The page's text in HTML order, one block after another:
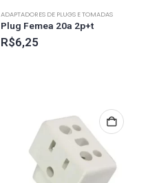
ADAPTADORES DE PLUGS E TOMADAS
Plug Femea 20a 2p+t
R$6,25